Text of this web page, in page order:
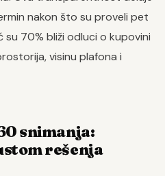
nakon što su proveli pet
70% bliži odluci o kupovini
visinu plafona i
snimanja:
rešenja